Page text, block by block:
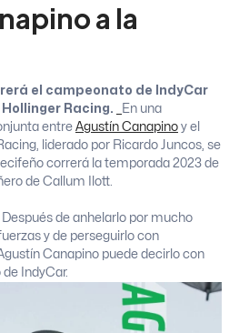
a la
el campeonato de IndyCar
Racing.
En una
entre Agustín Canapino y el
liderado por Ricardo Juncos, se
correrá la temporada 2023 de
de Callum Ilott.
Después de anhelarlo por mucho
y de perseguirlo con
Canapino puede decirlo con
IndyCar.